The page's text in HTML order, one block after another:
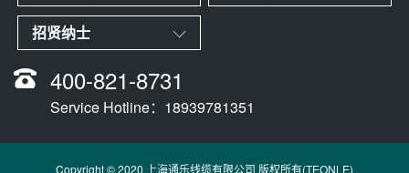
招贤纳士
400-821-8731
Service Hotline：18939781351
Copyright © 2020 上海通乐线缆有限公司 版权所有(TEONLE)